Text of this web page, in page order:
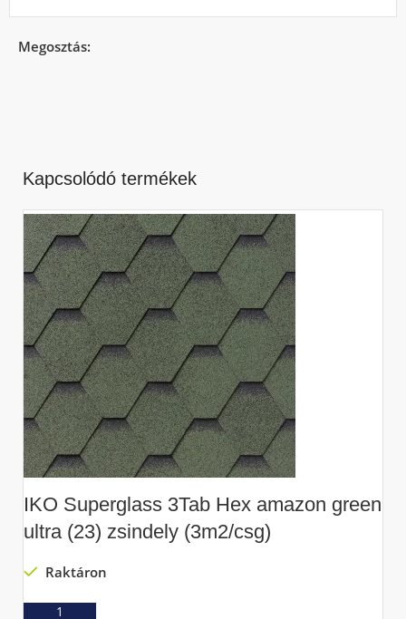
Megosztás:
Kapcsolódó termékek
IKO Superglass 3Tab Hex amazon green
ultra (23) zsindely (3m2/csg)
Raktáron